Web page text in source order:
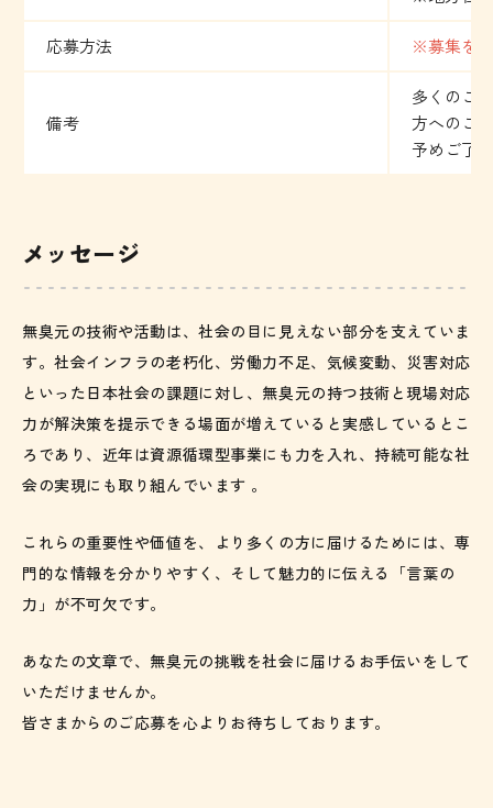
応募方法 ※募集を
備考
多くのご
方へのご
予めご了
メッセージ
無臭元の技術や活動は、社会の目に見えない部分を支えていま
す。社会インフラの老朽化、労働力不足、気候変動、災害対応
といった日本社会の課題に対し、無臭元の持つ技術と現場対応
力が解決策を提示できる場面が増えていると実感しているとこ
ろであり、近年は資源循環型事業にも力を入れ、持続可能な社
会の実現にも取り組んでいます 。
これらの重要性や価値を、より多くの方に届けるためには、専
門的な情報を分かりやすく、そして魅力的に伝える「言葉の
力」が不可欠です。
あなたの文章で、無臭元の挑戦を社会に届けるお手伝いをして
いただけませんか。
皆さまからのご応募を心よりお待ちしております。